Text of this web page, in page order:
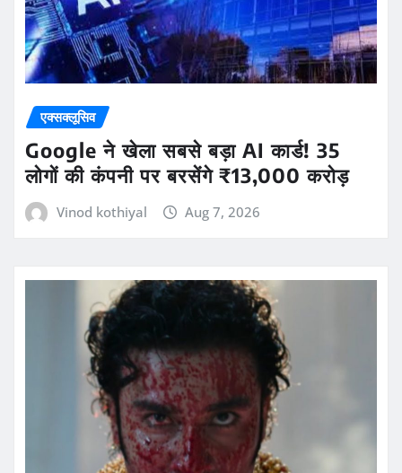
एक्सक्लूसिव
Google ने खेला सबसे बड़ा AI कार्ड! 35
लोगों की कंपनी पर बरसेंगे ₹13,000 करोड़
Vinod kothiyal Aug 7, 2026